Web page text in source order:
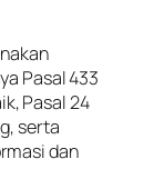
Pasal 433
Pasal 24
serta
dan